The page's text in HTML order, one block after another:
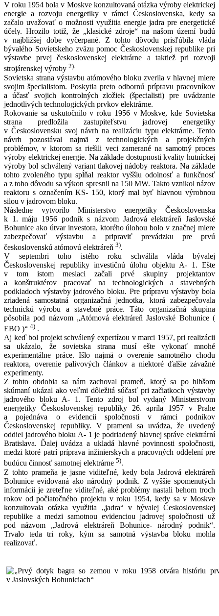
V roku 1954 bola v Moskve konzultovaná otázka výroby elektrickej
energie a rozvoju energetiky v rámci Československa, kedy sa
začalo uvažovať o možnosti využitia energie jadra pre energetické
účely. Hrozilo totiž, že „klasické zdroje“ na našom území budú
v najbližšej dobe vyčerpané. Z tohto dôvodu prisľúbila vláda
bývalého Sovietskeho zväzu pomoc Československej republike pri
výstavbe prvej československej elektrárne a taktiež pri rozvoji
strojárenskej výroby 2).
Sovietska strana výstavbu atómového bloku zverila v hlavnej miere
svojim špecialistom. Poskytla preto odbornú prípravu pracovníkov
a účasť svojich kontrolných zložiek (špecialisti) pre uvádzanie
jednotlivých technologických prvkov elektrárne.
Rokovanie sa uskutočnilo v roku 1956 v Moskve, kde Sovietska
strana predložila zastupiteľstvu jadrovej energetiky
v Československu svoj návrh na realizáciu typu elektrárne. Tento
návrh pozostával najmä z technologických a projekčných
problémov, v ktorom sa riešili veci zamerané na samotný proces
výroby elektrickej energie. Na základe dostupnosti kvality hutníckej
výroby bol schválený variant tlakovej nádoby reaktora. Na základe
tohto zvoleného typu spĺňal reaktor vyššiu odolnosť a funkčnosť
a z toho dôvodu sa výkon spresnil na 150 MW. Takto vznikol názov
reaktoru s označením KS- 150, ktorý mal byť hlavnou výrobnou
silou v jadrovom bloku.
Následne vytvorilo Ministerstvo energetiky Československa
k 1. máju 1956 podnik s názvom Jadrová elektráreň Jaslovské
Bohunice ako útvar investora, ktorého úlohou bolo v značnej miere
zabezpečovať výstavbu a pripraviť prevádzku pre prvú
československú atómovú elektráreň 3).
V septembri toho istého roku schválila vláda bývalej
Československej republiky investičnú úlohu objektu A- 1. Ešte
v tom istom mesiaci začali prvé skupiny projektantov
a konštruktérov pracovať na technologických a stavebných
podkladoch výstavby jadrového bloku. Pre prípravu výstavby bola
zriadená samostatná organizačná jednotka, ktorá zabezpečovala
technickú výrobu a stavebné práce. Táto organizačná skupina
pôsobila pod názvom „Atómová elektráreň Jaslovské Bohunice (
EBO )“ 4) .
Aj keď bol projekt schválený expertízou v marci 1957, pri realizácii
sa ukázalo, že sovietska strana musí ešte vykonať mnohé
experimentálne práce. Išlo najmä o overenie samotného chodu
reaktora, overenie palivových článkov a niektoré ďalšie závažné
experimenty.
Z tohto obdobia sa nám zachoval prameň, ktorý sa po hlbšom
skúmaní ukázal ako veľmi dôležitá súčasť pri začiatkoch výstavby
jadrového bloku A- 1. Tento zdroj bol vydaný Ministerstvom
energetiky Československej republiky 26. apríla 1957 v Prahe
a pojednáva o evidencii spoločnosti v rámci podnikov
Československej republiky. V prameni sa uvádza, že uvedený
oddiel jadrového bloku A- 1 je podriadený hlavnej správe elektrární
Bratislava. Ďalej uvádza a ukladá hlavné povinnosti spoločnosti,
medzi ktoré patrí príprava inžinierskych a pracovných oddelení pre
budúcu činnosť samotnej elektrárne 5).
Z tohto prameňa je jasne viditeľné, kedy bola Jadrová elektráreň
Bohunice evidovaná ako národný podnik. Z vyššie spomenutých
informácii je zreteľne viditeľné, aké problémy nastali behom troch
rokov od počiatočného projektu v roku 1954, kedy sa v Moskve
konzultovala otázka využitia „jadra“ v bývalej Československej
republike a medzi samotnou evidenciou jadrovej spoločnosti už
pod názvom „Jadrová elektráreň Bohunice- národný podnik“.
Trvalo teda tri roky, kým sa samotná výstavba bloku mohla
realizovať.